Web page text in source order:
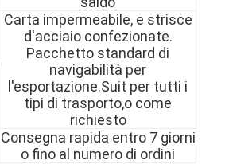
Carta impermeabile, e strisce
d'acciaio confezionate.
Pacchetto standard di
navigabilità per
l'esportazione.Suit per tutti i
tipi di trasporto,o come
richiesto
Consegna rapida entro 7 giorni
o fino al numero di ordini